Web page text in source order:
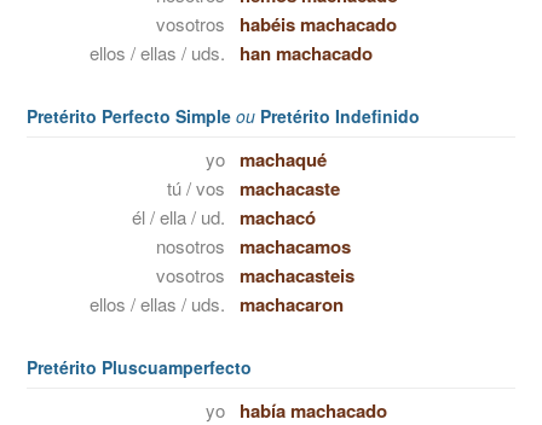
vosotros habéis machacado
ellos / ellas / uds. han machacado
Pretérito Perfecto Simple ou Pretérito Indefinido
yo machaqué
tú / vos machacaste
él / ella / ud. machacó
nosotros machacamos
vosotros machacasteis
ellos / ellas / uds. machacaron
Pretérito Pluscuamperfecto
yo había machacado